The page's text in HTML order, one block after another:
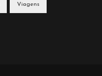
Viagens